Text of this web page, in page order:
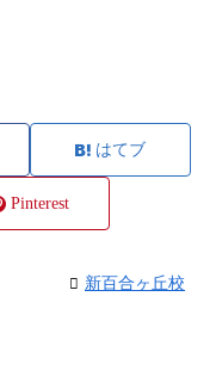
はてブ
Pinterest
新百合ヶ丘校